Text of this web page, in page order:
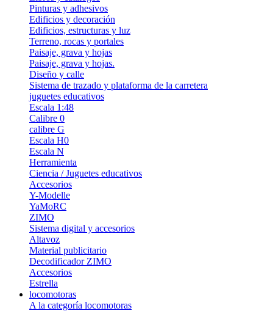
Pinturas y adhesivos
Edificios y decoración
Edificios, estructuras y luz
Terreno, rocas y portales
Paisaje, grava y hojas
Paisaje, grava y hojas.
Diseño y calle
Sistema de trazado y plataforma de la carretera
juguetes educativos
Escala 1:48
Calibre 0
calibre G
Escala H0
Escala N
Herramienta
Ciencia / Juguetes educativos
Accesorios
Y-Modelle
YaMoRC
ZIMO
Sistema digital y accesorios
Altavoz
Material publicitario
Decodificador ZIMO
Accesorios
Estrella
locomotoras
A la categoría locomotoras